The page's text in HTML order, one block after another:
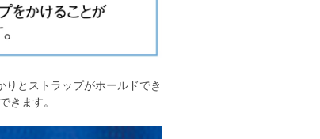
とストラップがホールドでき
きます。